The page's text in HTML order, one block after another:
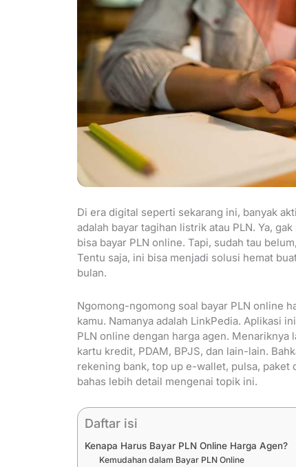
Di era digital seperti sekarang ini, banyak
adalah bayar tagihan listrik atau PLN. Ya,
bisa bayar PLN online. Tapi, sudah tau
Tentu saja, ini bisa menjadi solusi hemat
bulan.
Ngomong-ngomong soal bayar PLN online
kamu. Namanya adalah LinkPedia. Aplikasi
PLN online dengan harga agen. Menariknya
kartu kredit, PDAM, BPJS, dan lain-lain.
rekening bank, top up e-wallet, pulsa, paket
bahas lebih detail mengenai topik ini.
Daftar isi
Kenapa Harus Bayar PLN Online Harga Agen?
Kemudahan dalam Bayar PLN Online